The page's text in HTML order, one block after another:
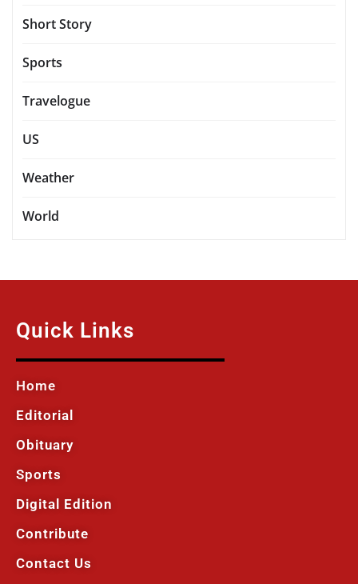
Short Story
Sports
Travelogue
US
Weather
World
Quick Links
Home
Editorial
Obituary
Sports
Digital Edition
Contribute
Contact Us